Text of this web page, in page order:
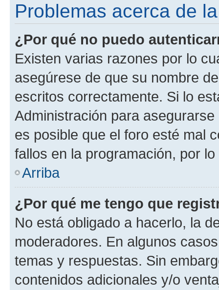
Problemas acerca de
¿Por qué no puedo
Existen varias razones por lo
asegúrese de que su nombre
escritos correctamente. Si lo
Administración para
es posible que el foro esté mal
fallos en la programación, por
Arriba
¿Por qué me tengo que
No está obligado a hacerlo, la
moderadores. En algunos
temas y respuestas. Sin
contenidos adicionales y/o